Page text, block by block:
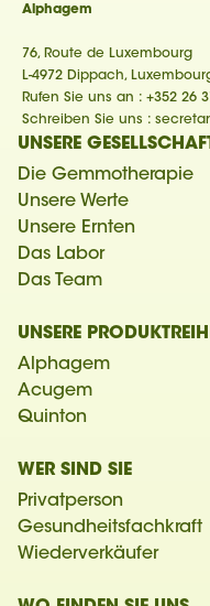
Alphagem
76, Route de Luxembourg
L-4972 Dippach,
Rufen Sie uns an : +352 26
Schreiben Sie uns :
UNSERE
Die Gemmotherapie
Unsere Werte
Unsere Ernten
Das Labor
Das Team
UNSERE
Alphagem
Acugem
Quinton
WER SIND SIE
Privatperson
Gesundheitsfachkraft
Wiederverkäufer